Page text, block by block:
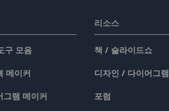
구 모음
메이커
그램 메이커
리소스
책 / 슬라이드쇼
디자인 / 다이어그램
포럼